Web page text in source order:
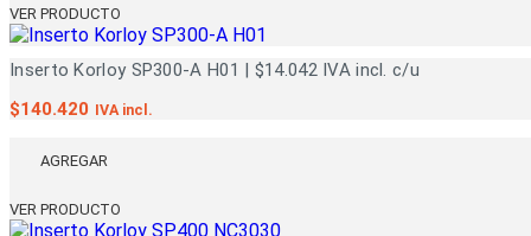
VER PRODUCTO
Inserto Korloy SP300-A H01 | $14.042 IVA incl. c/u
$140.420 IVA incl.
AGREGAR
VER PRODUCTO